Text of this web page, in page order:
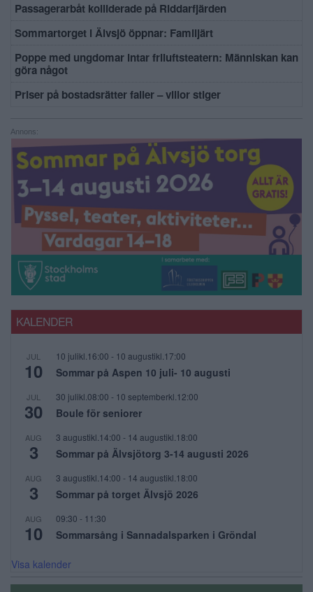
Passagerarbåt kolliderade på Riddarfjärden
Sommartorget i Älvsjö öppnar: Familjärt
Poppe med ungdomar intar friluftsteatern: Människan kan
göra något
Priser på bostadsrätter faller – villor stiger
Annons:
KALENDER
JUL
10
10 julikl.16:00 - 10 augustikl.17:00
Sommar på Aspen 10 juli- 10 augusti
JUL
30
30 julikl.08:00 - 10 septemberkl.12:00
Boule för seniorer
AUG
3
3 augustikl.14:00 - 14 augustikl.18:00
Sommar på Älvsjötorg 3-14 augusti 2026
AUG
3
3 augustikl.14:00 - 14 augustikl.18:00
Sommar på torget Älvsjö 2026
AUG
10
09:30 - 11:30
Sommarsång i Sannadalsparken i Gröndal
Visa kalender